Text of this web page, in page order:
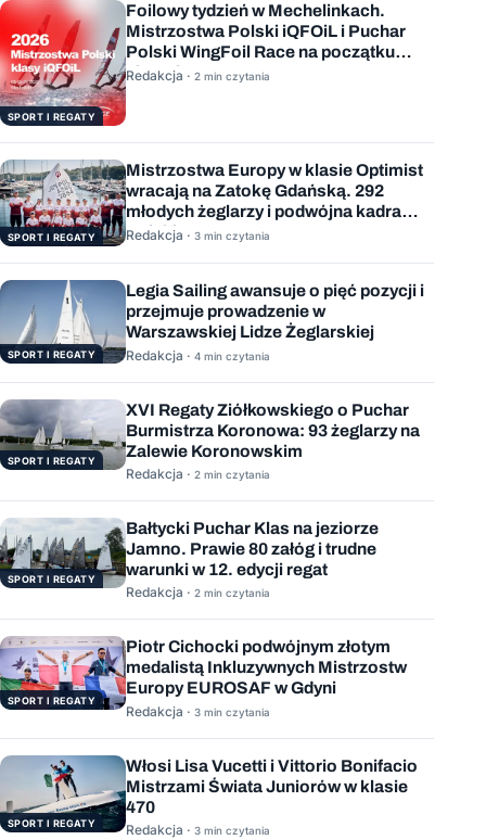
SPORT I REGATY
Foilowy tydzień w Mechelinkach.
Mistrzostwa Polski iQFOiL i Puchar
Polski WingFoil Race na początku
sierpnia
Redakcja · 2 min czytania
SPORT I REGATY
Mistrzostwa Europy w klasie Optimist
wracają na Zatokę Gdańską. 292
młodych żeglarzy i podwójna kadra
Polski
Redakcja · 3 min czytania
SPORT I REGATY
Legia Sailing awansuje o pięć pozycji i
przejmuje prowadzenie w
Warszawskiej Lidze Żeglarskiej
Redakcja · 4 min czytania
SPORT I REGATY
XVI Regaty Ziółkowskiego o Puchar
Burmistrza Koronowa: 93 żeglarzy na
Zalewie Koronowskim
Redakcja · 2 min czytania
SPORT I REGATY
Bałtycki Puchar Klas na jeziorze
Jamno. Prawie 80 załóg i trudne
warunki w 12. edycji regat
Redakcja · 2 min czytania
SPORT I REGATY
Piotr Cichocki podwójnym złotym
medalistą Inkluzywnych Mistrzostw
Europy EUROSAF w Gdyni
Redakcja · 3 min czytania
SPORT I REGATY
Włosi Lisa Vucetti i Vittorio Bonifacio
Mistrzami Świata Juniorów w klasie
470
Redakcja · 3 min czytania